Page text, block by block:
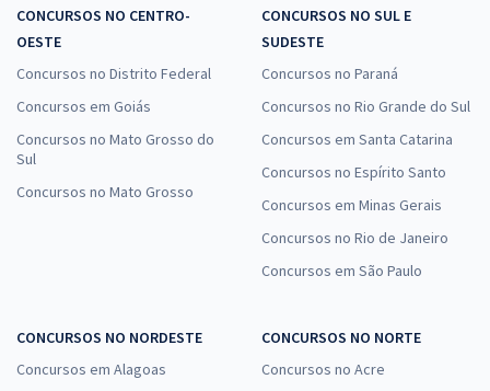
CONCURSOS NO CENTRO-
OESTE
Concursos no Distrito Federal
Concursos em Goiás
Concursos no Mato Grosso do
Sul
Concursos no Mato Grosso
CONCURSOS NO SUL E
SUDESTE
Concursos no Paraná
Concursos no Rio Grande do Sul
Concursos em Santa Catarina
Concursos no Espírito Santo
Concursos em Minas Gerais
Concursos no Rio de Janeiro
Concursos em São Paulo
CONCURSOS NO NORDESTE
Concursos em Alagoas
CONCURSOS NO NORTE
Concursos no Acre